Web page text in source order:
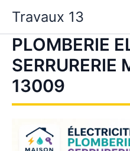
contenu
Travaux 13
PLOMBERIE
SERRURERIE
13009